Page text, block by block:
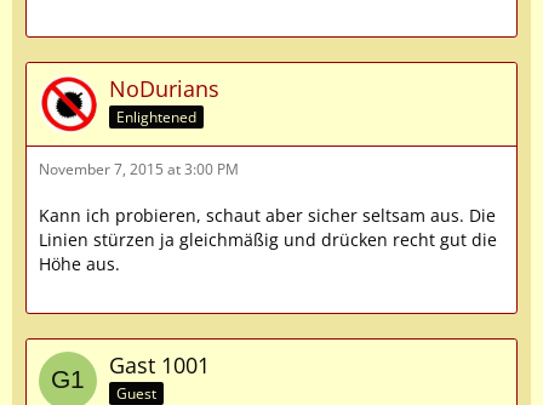
NoDurians
Enlightened
November 7, 2015 at 3:00 PM
Kann ich probieren, schaut aber sicher seltsam aus. Die
Linien stürzen ja gleichmäßig und drücken recht gut die
Höhe aus.
Gast 1001
Guest